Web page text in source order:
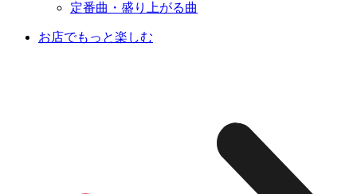
定番曲・盛り上がる曲
お店でもっと楽しむ